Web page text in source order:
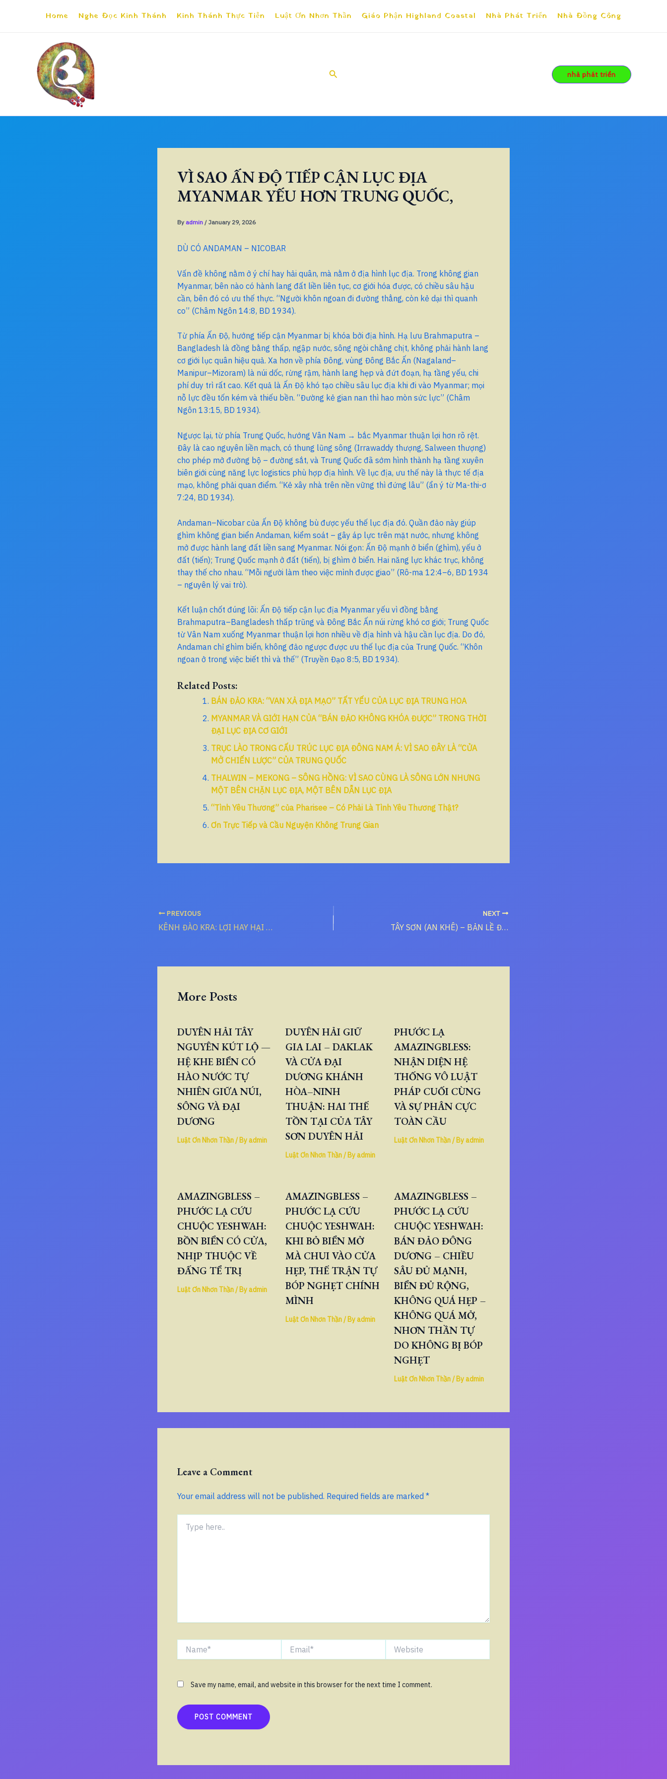
Home Nghe Đọc Kinh Thánh Kinh Thánh Thực Tiễn Luật Ơn Nhơn Thần Giáo Phận Highland Coastal Nhà Phát Triển Nhà Đồng Công
Search nhà phát triển
VÌ SAO ẤN ĐỘ TIẾP CẬN LỤC ĐỊA
MYANMAR YẾU HƠN TRUNG QUỐC,
By admin / January 29, 2026
DÙ CÓ ANDAMAN – NICOBAR
Vấn đề không nằm ở ý chí hay hải quân, mà nằm ở địa hình lục địa. Trong không gian
Myanmar, bên nào có hành lang đất liền liên tục, cơ giới hóa được, có chiều sâu hậu
cần, bên đó có ưu thế thực. “Người khôn ngoan đi đường thẳng, còn kẻ dại thì quanh
co” (Châm Ngôn 14:8, BD 1934).
Từ phía Ấn Độ, hướng tiếp cận Myanmar bị khóa bởi địa hình. Hạ lưu Brahmaputra –
Bangladesh là đồng bằng thấp, ngập nước, sông ngòi chằng chịt, không phải hành lang
cơ giới lục quân hiệu quả. Xa hơn về phía Đông, vùng Đông Bắc Ấn (Nagaland–
Manipur–Mizoram) là núi dốc, rừng rậm, hành lang hẹp và đứt đoạn, hạ tầng yếu, chi
phí duy trì rất cao. Kết quả là Ấn Độ khó tạo chiều sâu lục địa khi đi vào Myanmar; mọi
nỗ lực đều tốn kém và thiếu bền. “Đường kẻ gian nan thì hao mòn sức lực” (Châm
Ngôn 13:15, BD 1934).
Ngược lại, từ phía Trung Quốc, hướng Vân Nam → bắc Myanmar thuận lợi hơn rõ rệt.
Đây là cao nguyên liền mạch, có thung lũng sông (Irrawaddy thượng, Salween thượng)
cho phép mở đường bộ – đường sắt, và Trung Quốc đã sớm hình thành hạ tầng xuyên
biên giới cùng năng lực logistics phù hợp địa hình. Về lục địa, ưu thế này là thực tế địa
mạo, không phải quan điểm. “Kẻ xây nhà trên nền vững thì đứng lâu” (ẩn ý từ Ma-thi-ơ
7:24, BD 1934).
Andaman–Nicobar của Ấn Độ không bù được yếu thế lục địa đó. Quần đảo này giúp
ghìm không gian biển Andaman, kiểm soát – gây áp lực trên mặt nước, nhưng không
mở được hành lang đất liền sang Myanmar. Nói gọn: Ấn Độ mạnh ở biển (ghìm), yếu ở
đất (tiến); Trung Quốc mạnh ở đất (tiến), bị ghìm ở biển. Hai năng lực khác trục, không
thay thế cho nhau. “Mỗi người làm theo việc mình được giao” (Rô-ma 12:4–6, BD 1934
– nguyên lý vai trò).
Kết luận chốt đúng lõi: Ấn Độ tiếp cận lục địa Myanmar yếu vì đồng bằng
Brahmaputra–Bangladesh thấp trũng và Đông Bắc Ấn núi rừng khó cơ giới; Trung Quốc
từ Vân Nam xuống Myanmar thuận lợi hơn nhiều về địa hình và hậu cần lục địa. Do đó,
Andaman chỉ ghìm biển, không đảo ngược được ưu thế lục địa của Trung Quốc. “Khôn
ngoan ở trong việc biết thì và thế” (Truyền Đạo 8:5, BD 1934).
Related Posts:
BÁN ĐẢO KRA: “VAN XẢ ĐỊA MẠO” TẤT YẾU CỦA LỤC ĐỊA TRUNG HOA
MYANMAR VÀ GIỚI HẠN CỦA “BÁN ĐẢO KHÔNG KHÓA ĐƯỢC” TRONG THỜI
ĐẠI LỤC ĐỊA CƠ GIỚI
TRỤC LÀO TRONG CẤU TRÚC LỤC ĐỊA ĐÔNG NAM Á: VÌ SAO ĐÂY LÀ “CỬA
MỞ CHIẾN LƯỢC” CỦA TRUNG QUỐC
THALWIN – MEKONG – SÔNG HỒNG: VÌ SAO CÙNG LÀ SÔNG LỚN NHƯNG
MỘT BÊN CHẶN LỤC ĐỊA, MỘT BÊN DẪN LỤC ĐỊA
“Tình Yêu Thương” của Pharisee – Có Phải Là Tình Yêu Thương Thật?
Ơn Trực Tiếp và Cầu Nguyện Không Trung Gian
PREVIOUS
KÊNH ĐÀO KRA: LỢI HAY HẠI CHO TRUNG QUỐC
NEXT
TÂY SƠN (AN KHÊ) – BẢN LỀ ĐỊA HÌNH ĐIỀU PHỐI BẮC TÂY NGUYÊN DUYÊN HẢI
More Posts
DUYÊN HẢI TÂY
NGUYÊN KÚT LỘ —
HỆ KHE BIỂN CÓ
HÀO NƯỚC TỰ
NHIÊN GIỮA NÚI,
SÔNG VÀ ĐẠI
DƯƠNG
Luật Ơn Nhơn Thần/ Byadmin
DUYÊN HẢI GIỮ
GIA LAI – DAKLAK
VÀ CỬA ĐẠI
DƯƠNG KHÁNH
HÒA–NINH
THUẬN: HAI THẾ
TỒN TẠI CỦA TÂY
SƠN DUYÊN HẢI
Luật Ơn Nhơn Thần/ Byadmin
PHƯỚC LẠ
AMAZINGBLESS:
NHẬN DIỆN HỆ
THỐNG VÔ LUẬT
PHÁP CUỐI CÙNG
VÀ SỰ PHÂN CỰC
TOÀN CẦU
Luật Ơn Nhơn Thần/ Byadmin
AMAZINGBLESS –
PHƯỚC LẠ CỨU
CHUỘC YESHWAH:
BỒN BIỂN CÓ CỬA,
NHỊP THUỘC VỀ
ĐẤNG TỂ TRỊ
Luật Ơn Nhơn Thần/ Byadmin
AMAZINGBLESS –
PHƯỚC LẠ CỨU
CHUỘC YESHWAH:
KHI BỎ BIỂN MỞ
MÀ CHUI VÀO CỬA
HẸP, THẾ TRẬN TỰ
BÓP NGHẸT CHÍNH
MÌNH
Luật Ơn Nhơn Thần/ Byadmin
AMAZINGBLESS –
PHƯỚC LẠ CỨU
CHUỘC YESHWAH:
BÁN ĐẢO ĐÔNG
DƯƠNG – CHIỀU
SÂU ĐỦ MẠNH,
BIỂN ĐỦ RỘNG,
KHÔNG QUÁ HẸP –
KHÔNG QUÁ MỞ,
NHƠN THẦN TỰ
DO KHÔNG BỊ BÓP
NGHẸT
Luật Ơn Nhơn Thần/ Byadmin
Leave a Comment
Your email address will not be published. Required fields are marked *
here..
Website
Save my name, email, and website in this browser for the next time I comment.